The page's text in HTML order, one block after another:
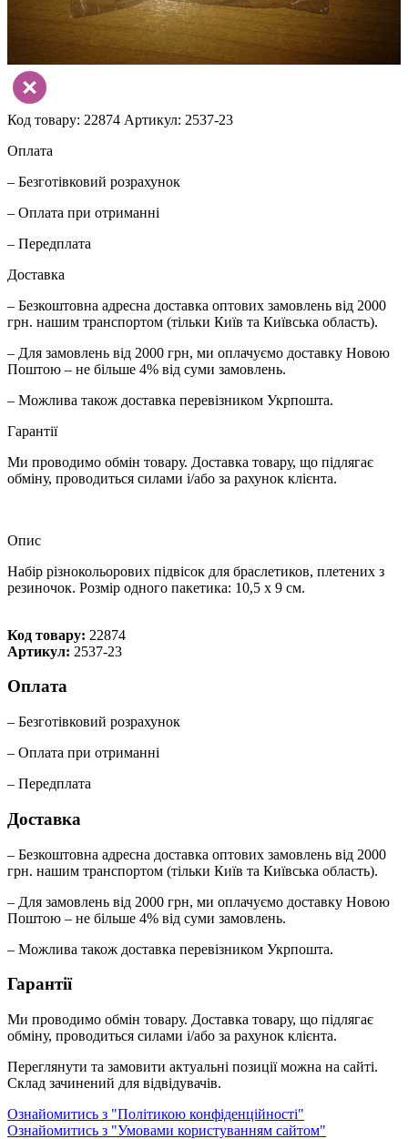
Код товару: 22874 Артикул: 2537-23
Оплата
– Безготівковий розрахунок
– Оплата при отриманні
– Передплата
Доставка
– Безкоштовна адресна доставка оптових замовлень від 2000
грн. нашим транспортом (тільки Київ та Київська область).
– Для замовлень від 2000 грн, ми оплачуємо доставку Новою
Поштою – не більше 4% від суми замовлень.
– Можлива також доставка перевізником Укрпошта.
Гарантії
Ми проводимо обмін товару. Доставка товару, що підлягає
обміну, проводиться силами і/або за рахунок клієнта.
Опис
Набір різнокольорових підвісок для браслетиков, плетених з
резиночок. Розмір одного пакетика: 10,5 х 9 см.
Код товару: 22874
Артикул: 2537-23
Оплата
– Безготівковий розрахунок
– Оплата при отриманні
– Передплата
Доставка
– Безкоштовна адресна доставка оптових замовлень від 2000
грн. нашим транспортом (тільки Київ та Київська область).
– Для замовлень від 2000 грн, ми оплачуємо доставку Новою
Поштою – не більше 4% від суми замовлень.
– Можлива також доставка перевізником Укрпошта.
Гарантії
Ми проводимо обмін товару. Доставка товару, що підлягає
обміну, проводиться силами і/або за рахунок клієнта.
Переглянути та замовити актуальні позиції можна на сайті.
Склад зачинений для відвідувачів.
Ознайомитись з "Політикою конфіденційності"
Ознайомитись з "Умовами користуванням сайтом"